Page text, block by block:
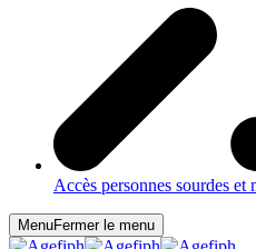
Accès personnes sourdes et
MenuFermer le menu